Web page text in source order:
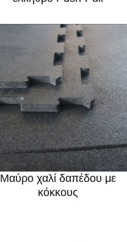
Μαύρο χαλί δαπέδου με
κόκκους